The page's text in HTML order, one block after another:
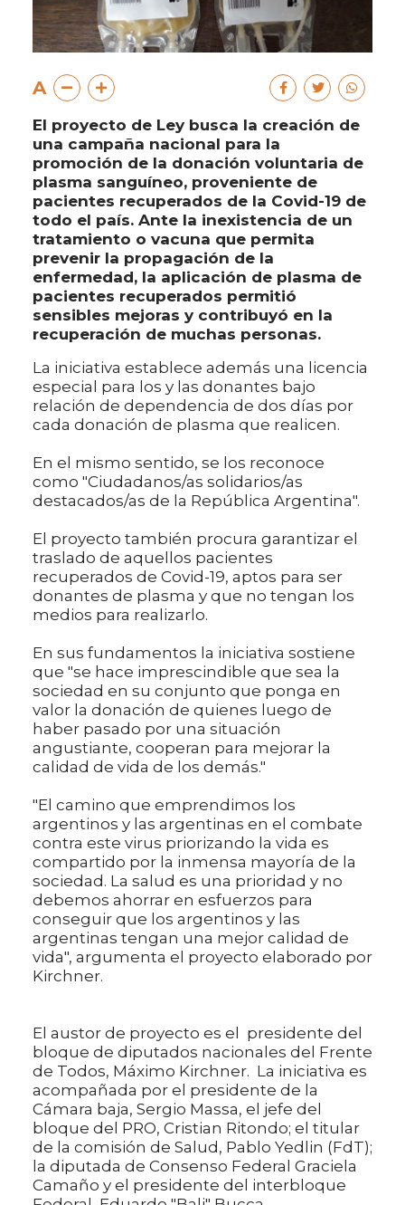
A
El proyecto de Ley busca la creación de
una campaña nacional para la
promoción de la donación voluntaria de
plasma sanguíneo, proveniente de
pacientes recuperados de la Covid-19 de
todo el país. Ante la inexistencia de un
tratamiento o vacuna que permita
prevenir la propagación de la
enfermedad, la aplicación de plasma de
pacientes recuperados permitió
sensibles mejoras y contribuyó en la
recuperación de muchas personas.
La iniciativa establece además una licencia
especial para los y las donantes bajo
relación de dependencia de dos días por
cada donación de plasma que realicen.
En el mismo sentido, se los reconoce
como "Ciudadanos/as solidarios/as
destacados/as de la República Argentina".
El proyecto también procura garantizar el
traslado de aquellos pacientes
recuperados de Covid-19, aptos para ser
donantes de plasma y que no tengan los
medios para realizarlo.
En sus fundamentos la iniciativa sostiene
que "se hace imprescindible que sea la
sociedad en su conjunto que ponga en
valor la donación de quienes luego de
haber pasado por una situación
angustiante, cooperan para mejorar la
calidad de vida de los demás."
"El camino que emprendimos los
argentinos y las argentinas en el combate
contra este virus priorizando la vida es
compartido por la inmensa mayoría de la
sociedad. La salud es una prioridad y no
debemos ahorrar en esfuerzos para
conseguir que los argentinos y las
argentinas tengan una mejor calidad de
vida", argumenta el proyecto elaborado por
Kirchner.
El austor de proyecto es el presidente del
bloque de diputados nacionales del Frente
de Todos, Máximo Kirchner. La iniciativa es
acompañada por el presidente de la
Cámara baja, Sergio Massa, el jefe del
bloque del PRO, Cristian Ritondo; el titular
de la comisión de Salud, Pablo Yedlin (FdT);
la diputada de Consenso Federal Graciela
Camaño y el presidente del interbloque